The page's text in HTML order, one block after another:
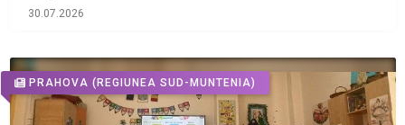
30.07.2026
PRAHOVA (REGIUNEA SUD-MUNTENIA)